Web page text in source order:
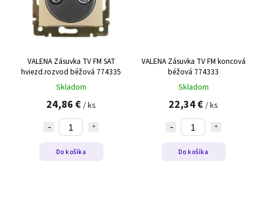
VALENA Zásuvka TV FM SAT
hviezd.rozvod béžová 774335
Skladom
24,86 € / ks
Do košíka
VALENA Zásuvka TV FM koncová
béžová 774333
Skladom
22,34 € / ks
Do košíka